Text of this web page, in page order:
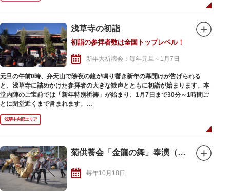
浅草寺の初詣
初詣の参拝者数は全国トップレベル！
新年大祈禱会：毎年元旦～1月7日
元旦の午前0時、弁天山で除夜の鐘が鳴り響き新年の幕開けが告げられる
と、浅草寺に詰めかけた参拝者の大きな歓声とともに初詣が始まります。本
堂内陣のご宝前では「新年特別祈祷」が始まり、1月7日まで30分～1時間ご
とに閉堂近くまで営まれます。
華やかな正月飾りで彩られた仲見世通りも、初詣ならではの見どころのひと
つ。江戸時代から続くおみくじで新年の運勢を占ったり、自分や大切な人の
ために御守や開運厄除札を授与いただいたり、新たな年の幸せを祈ってお参
※浅草寺の境内は24時間自由に入退門できますが、本堂やその他の建造物に
は開閉門時間があります。例年、多くの参詣者が見込まれる元旦～3日には
境内の参拝順路が設けられ、入場規制が行われます。山門である雷門を入口
として仲見世通りが一方通行となり、途中の路地からの参列はできなくなり
浅草中央部エリア
菊供養会「金龍の舞」奉演（秋）
毎年10月18日